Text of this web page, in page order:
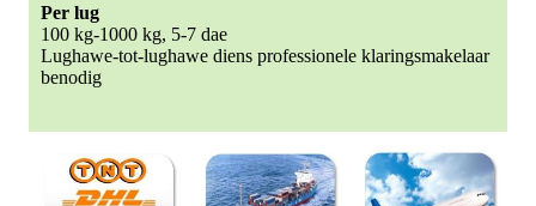
Per lug
100 kg-1000 kg, 5-7 dae
Lughawe-tot-lughawe diens professionele klaringsmakelaar
benodig